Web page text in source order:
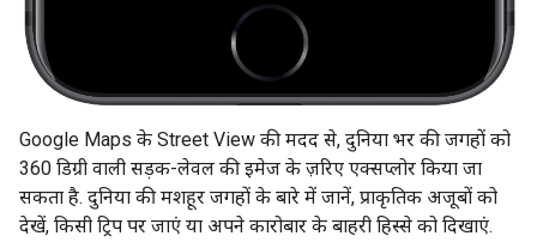
Google Maps के Street View की मदद से, दुनिया भर की जगहों को
360 डिग्री वाली सड़क-लेवल की इमेज के ज़रिए एक्सप्लोर किया जा
सकता है. दुनिया की मशहूर जगहों के बारे में जानें, प्राकृतिक अजूबों को
देखें, किसी ट्रिप पर जाएं या अपने कारोबार के बाहरी हिस्से को दिखाएं.